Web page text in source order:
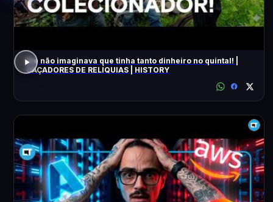
Ele não imaginava que tinha tanto dinheiro no quintal! |
CAÇADORES DE RELÍQUIAS | HISTORY